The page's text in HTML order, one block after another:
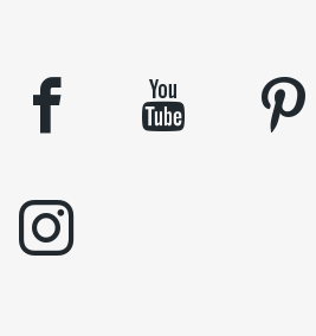
facebook youtube pinterest
instagram